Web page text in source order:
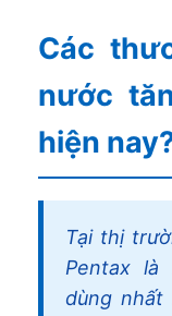
Các
nước
hiện
Tại thị
Pentax
dùng nhất